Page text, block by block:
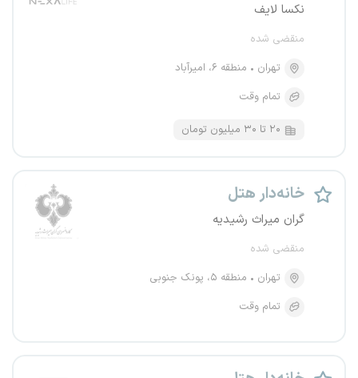
نکسا لایف
منقضی شده
تهران
منطقه ۶، امیرآباد
تمام وقت
۲۰ تا ۳۰ میلیون تومان
خانه‌دار هتل
گران میراث رشیدیه
منقضی شده
تهران
منطقه ۵، پونک جنوبی
تمام وقت